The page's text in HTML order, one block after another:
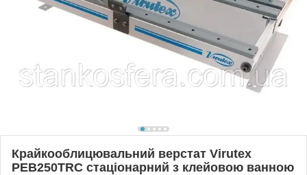
Крайкооблицювальний верстат Virutex
PEB250TRC стаціонарний з клейовою ванною